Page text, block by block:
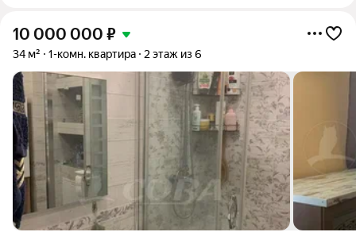
10 000 000 ₽
34 м² 1-комн. квартира 2 этаж из 6